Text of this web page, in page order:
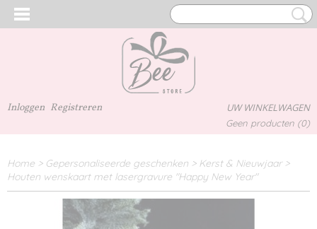
Inloggen Registreren UW WINKELWAGEN
Geen producten (0)
Home > Gepersonaliseerde geschenken > Kerst & Nieuwjaar>
Houten wenskaart met lasergravure "Happy New Year"